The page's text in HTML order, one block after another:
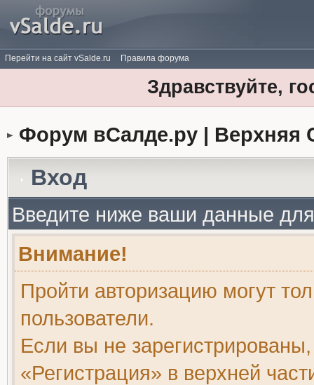
Перейти на сайт vSalde.ru Правила форума
Здравствуйте,
Форум вСалде.ру | Верхняя
Вход
Введите ниже ваши данные
Внимание!
Пройти авторизацию могут
пользователи.
Если вы не
«Регистрация» в верхней